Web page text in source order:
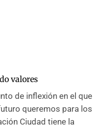
valores
de inflexión en el que
queremos para los
Ciudad tiene la